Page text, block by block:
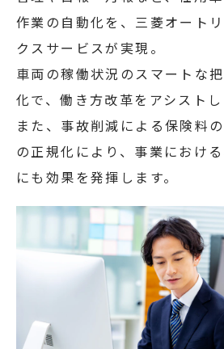
作業の自動化を、三菱オート
クスサービスが実現。
車両の稼働状況のスマートな
化で、働き方改革をアシストし
また、事故削減による保険料
の正規化により、事業におけ
にも効果を発揮します。